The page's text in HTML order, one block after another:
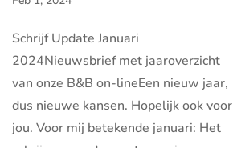
Schrijf Update Januari
2024Nieuwsbrief met jaaroverzicht
van onze B&B on-lineEen nieuw jaar,
dus nieuwe kansen. Hopelijk ook voor
jou. Voor mij betekende januari: Het